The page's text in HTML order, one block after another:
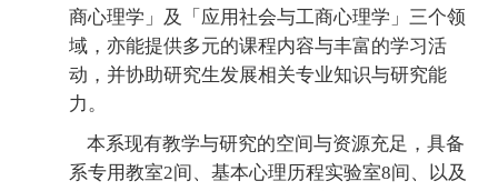
商心理学」及「应用社会与工商心理学」三个领
域，亦能提供多元的课程内容与丰富的学习活
动，并协助研究生发展相关专业知识与研究能
力。
本系现有教学与研究的空间与资源充足，具备
系专用教室2间、基本心理历程实验室8间、以及